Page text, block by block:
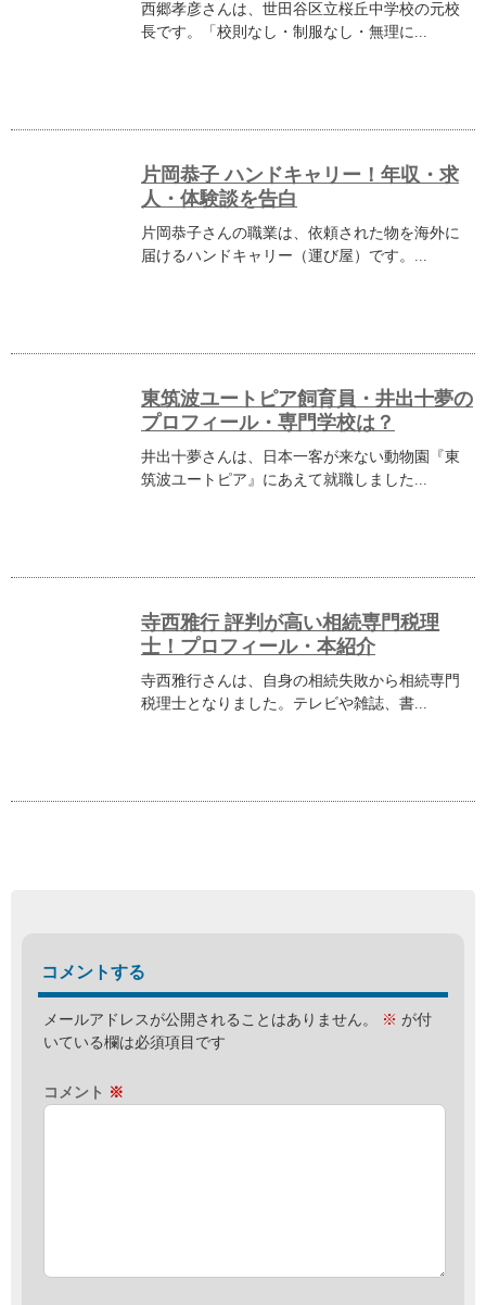
西郷孝彦さんは、世田谷区立桜丘中学校の元校
長です。「校則なし・制服なし・無理に...
片岡恭子 ハンドキャリー！年収・求
人・体験談を告白
片岡恭子さんの職業は、依頼された物を海外に
届けるハンドキャリー（運び屋）です。...
東筑波ユートピア飼育員・井出十夢の
プロフィール・専門学校は？
井出十夢さんは、日本一客が来ない動物園『東
筑波ユートピア』にあえて就職しました...
寺西雅行 評判が高い相続専門税理
士！プロフィール・本紹介
寺西雅行さんは、自身の相続失敗から相続専門
税理士となりました。テレビや雑誌、書...
コメントする
メールアドレスが公開されることはありません。 ※ が付
いている欄は必須項目です
コメント ※